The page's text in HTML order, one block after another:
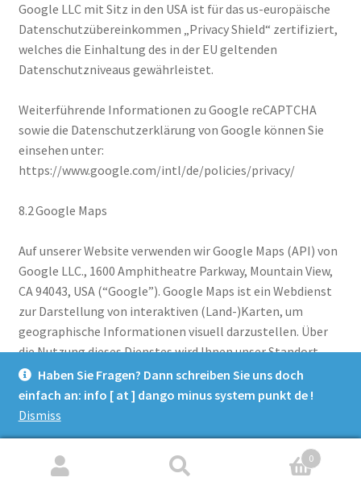
Google LLC mit Sitz in den USA ist für das us-europäische
Datenschutzübereinkommen „Privacy Shield“ zertifiziert,
welches die Einhaltung des in der EU geltenden
Datenschutzniveaus gewährleistet.
Weiterführende Informationen zu Google reCAPTCHA
sowie die Datenschutzerklärung von Google können Sie
einsehen unter:
https://www.google.com/intl/de/policies/privacy/
8.2 Google Maps
Auf unserer Website verwenden wir Google Maps (API) von
Google LLC., 1600 Amphitheatre Parkway, Mountain View,
CA 94043, USA (“Google”). Google Maps ist ein Webdienst
zur Darstellung von interaktiven (Land-)Karten, um
geographische Informationen visuell darzustellen. Über
die Nutzung dieses Dienstes wird Ihnen unser Standort
angezeigt und eine etwaige Anfahrt erleichtert.
Bereits beim Aufrufen derjenigen Unterseiten, in die die
Karte von Google Maps eingebunden ist, werden
Informationen über Ihre Nutzung unserer Website (wie
z.B. Ihre IP-Adresse) an Server von Google in den USA
0
Haben Sie Fragen? Dann schreiben Sie uns doch
einfach an: info [ at ] dango minus system punkt de !
Dismiss